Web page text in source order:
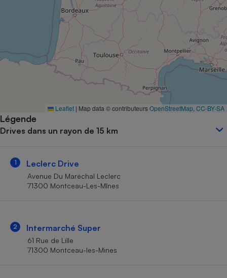
Leaflet | Map data © contributeursOpenStreetMap CC-BY-SA
Légende
Drives dans un rayon de 15 km
1 Leclerc Drive
Avenue Du Maréchal Leclerc
71300 Montceau-Les-Mînes
2 Intermarché Super
61 Rue de Lille
71300 Montceau-les-Mines
Complément
alimentaire
bouteille
Assurance emprunteur
Petit électroménager -
Matelas
Mutuelle